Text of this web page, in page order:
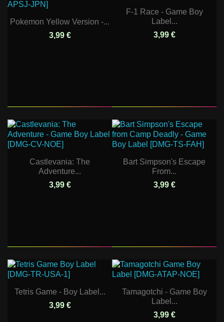
Pokemon Yellow Version -...
3,99 €
F-1 Race - Game Boy
Label...
3,99 €
Castlevania: The
Adventure...
3,99 €
Bart Simpson's Escape
From...
3,99 €
Tetris Game - Boy Label...
3,99 €
Tamagotchi - Game Boy
Label...
3,99 €